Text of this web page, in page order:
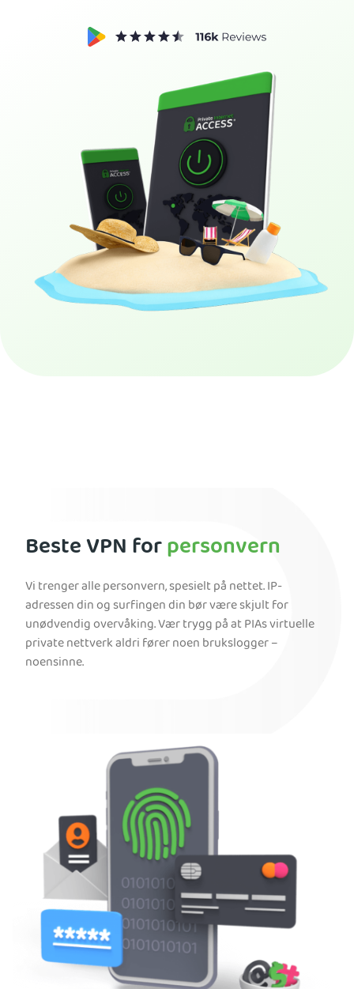
Beste VPN forpersonvern
Vi trenger alle personvern, spesielt på nettet. IP-
adressen din og surfingen din bør være skjult for
unødvendig overvåking. Vær trygg på at PIAs virtuelle
private nettverk aldri fører noen brukslogger –
noensinne.